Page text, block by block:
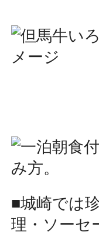
■城崎では
理・ソーセ